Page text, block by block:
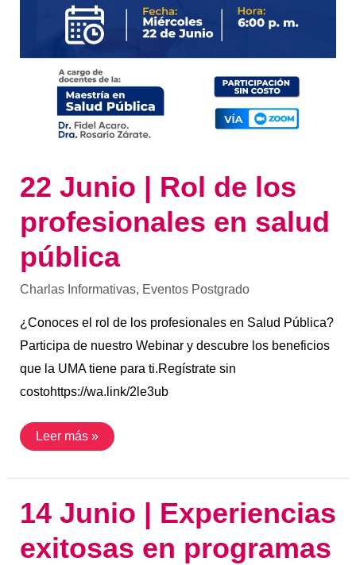
22 Junio | Rol de los
profesionales en salud
pública
Charlas Informativas, Eventos Postgrado
¿Conoces el rol de los profesionales en Salud Pública?
Participa de nuestro Webinar y descubre los beneficios
que la UMA tiene para ti.Regístrate sin
costohttps://wa.link/2le3ub
Leer más »
14 Junio | Experiencias
exitosas en programas
14
Junio
|
Experiencias
exitosas